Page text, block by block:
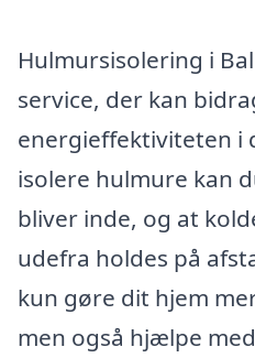
Hulmursisolering i
service, der kan
energieffektiviteten i
isolere hulmure kan
bliver inde, og at
udefra holdes på
kun gøre dit hjem
men også hjælpe